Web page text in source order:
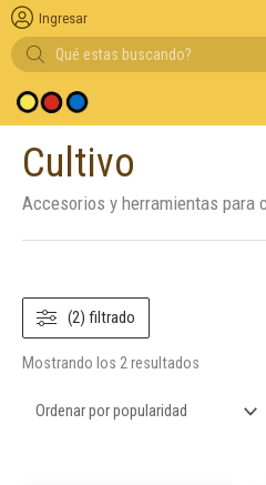
Búsqueda
de
productos
de pago
Ingresar
Cultivo
Accesorios y herramientas para
(2) filtrado
Mostrando los 2 resultados